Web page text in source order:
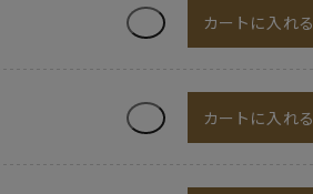
カートに入れる
カートに入れる